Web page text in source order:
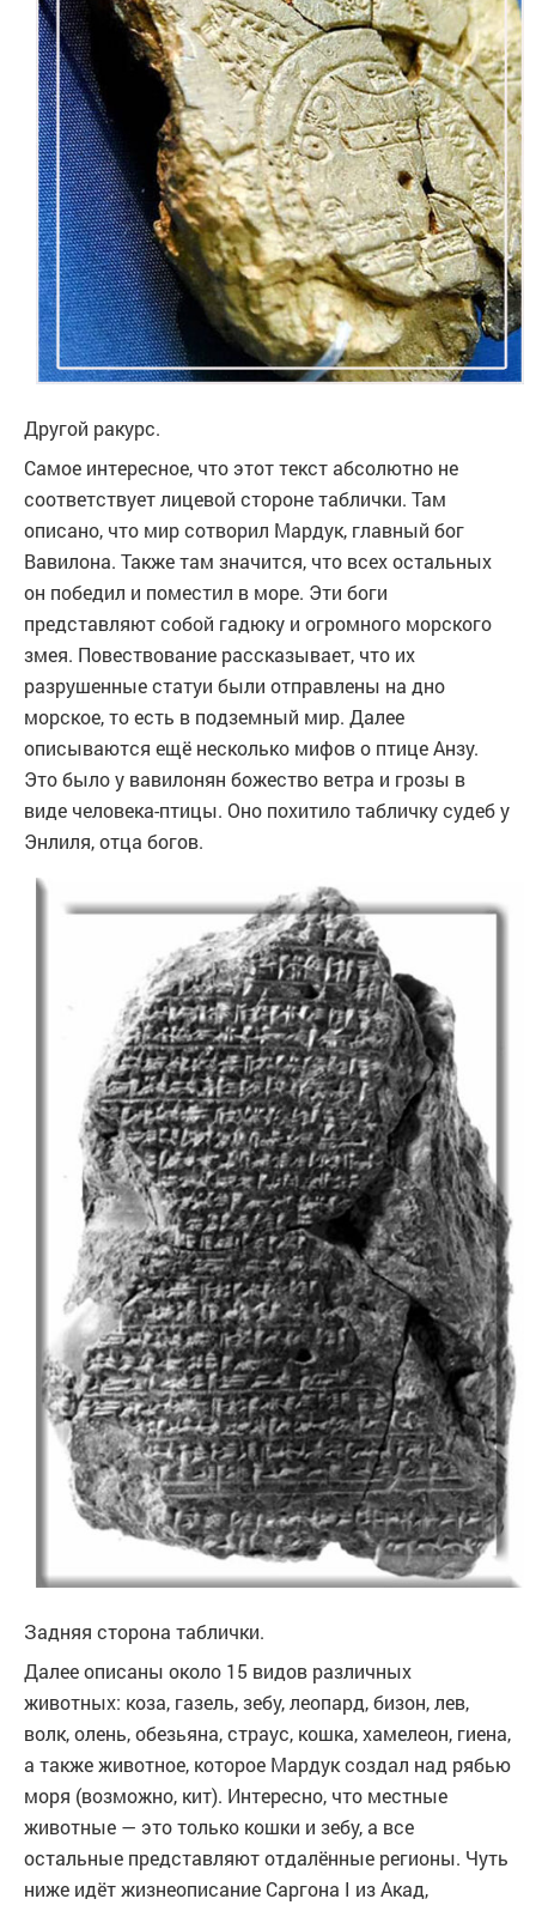
Другой ракурс.
Самое интересное, что этот текст абсолютно не
соответствует лицевой стороне таблички. Там
описано, что мир сотворил Мардук, главный бог
Вавилона. Также там значится, что всех остальных
он победил и поместил в море. Эти боги
представляют собой гадюку и огромного морского
змея. Повествование рассказывает, что их
разрушенные статуи были отправлены на дно
морское, то есть в подземный мир. Далее
описываются ещё несколько мифов о птице Анзу.
Это было у вавилонян божество ветра и грозы в
виде человека-птицы. Оно похитило табличку судеб у
Энлиля, отца богов.
Задняя сторона таблички.
Далее описаны около 15 видов различных
животных: коза, газель, зебу, леопард, бизон, лев,
волк, олень, обезьяна, страус, кошка, хамелеон, гиена,
а также животное, которое Мардук создал над рябью
моря (возможно, кит). Интересно, что местные
животные — это только кошки и зебу, а все
остальные представляют отдалённые регионы. Чуть
ниже идёт жизнеописание Саргона I из Акад,